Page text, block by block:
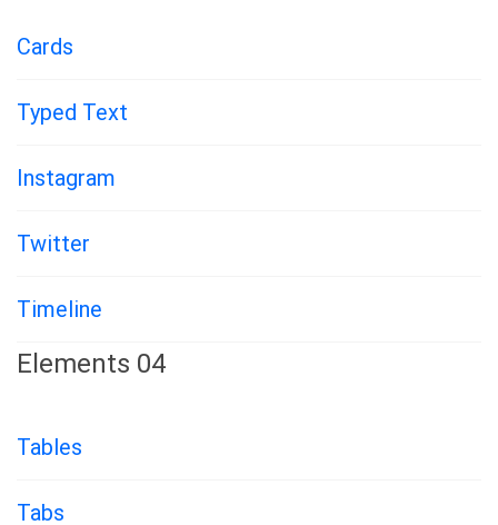
Cards
Typed Text
Instagram
Twitter
Timeline
Elements 04
Tables
Tabs